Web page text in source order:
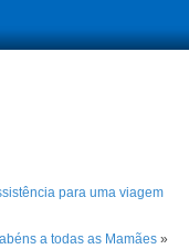
para uma viagem
a todas as Mamães»